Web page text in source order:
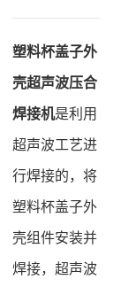
塑料杯盖子外
壳超声波压合
焊接机是利用
超声波工艺进
行焊接的，将
塑料杯盖子外
壳组件安装并
焊接，超声波